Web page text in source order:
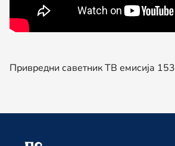
Привредни саветник ТВ емисија 153
15. јануар
Привредни саветник ТВ 204
Привредни саветник ТВ 202